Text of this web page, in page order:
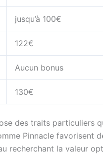
jusqu’à 100€
122€
Aucun bonus
130€
des traits particuliers
Pinnacle favorisent
recherchant la valeur